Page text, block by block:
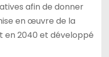
afin de donner
en œuvre de la
en 2040 et développé